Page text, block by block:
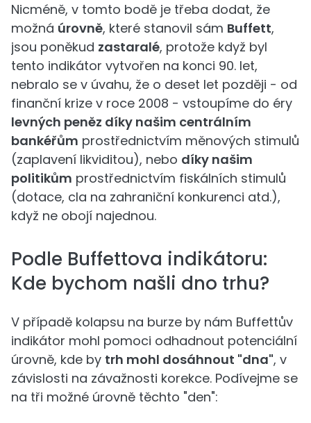
Nicméně, v tomto bodě je třeba dodat, že
možná úrovně, které stanovil sám Buffett,
jsou poněkud zastaralé, protože když byl
tento indikátor vytvořen na konci 90. let,
nebralo se v úvahu, že o deset let později - od
finanční krize v roce 2008 - vstoupíme do éry
levných peněz díky našim centrálním
bankéřům prostřednictvím měnových stimulů
(zaplavení likviditou), nebo díky našim
politikům prostřednictvím fiskálních stimulů
(dotace, cla na zahraniční konkurenci atd.),
když ne obojí najednou.
Podle Buffettova indikátoru:
Kde bychom našli dno trhu?
V případě kolapsu na burze by nám Buffettův
indikátor mohl pomoci odhadnout potenciální
úrovně, kde by trh mohl dosáhnout "dna", v
závislosti na závažnosti korekce. Podívejme se
na tři možné úrovně těchto "den":